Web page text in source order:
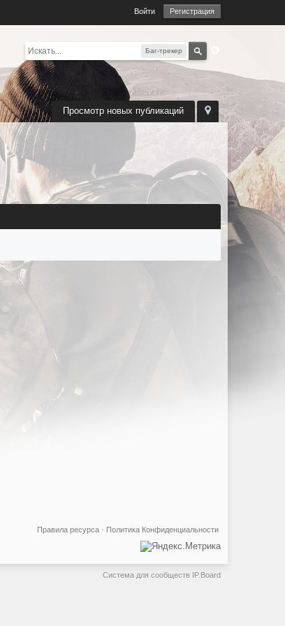
Войти Регистрация
Баг-трекер
Просмотр новых публикаций
Политика Конфиденциальности
Правила ресурса ·
Система для сообществ IP.Board